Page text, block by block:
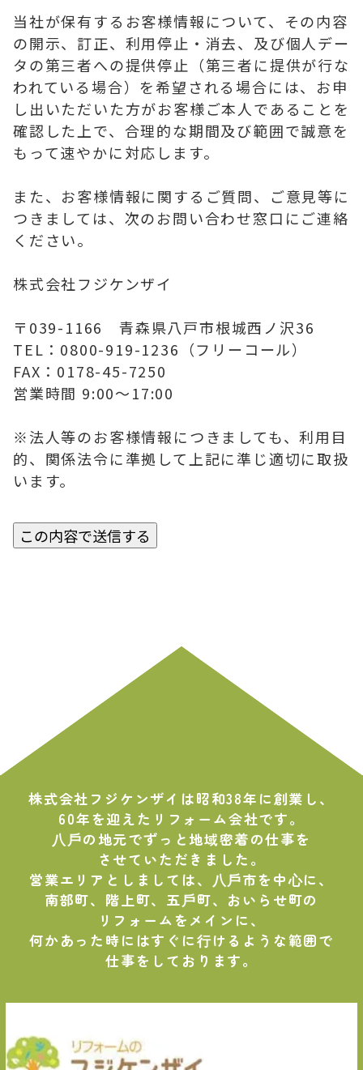
当社が保有するお客様情報について、その内容
の開示、訂正、利用停止・消去、及び個人デー
タの第三者への提供停止（第三者に提供が行な
われている場合）を希望される場合には、お申
し出いただいた方がお客様ご本人であることを
確認した上で、合理的な期間及び範囲で誠意を
もって速やかに対応します。
また、お客様情報に関するご質問、ご意見等に
つきましては、次のお問い合わせ窓口にご連絡
ください。
株式会社フジケンザイ
〒039-1166 青森県八戸市根城西ノ沢36
TEL：0800-919-1236（フリーコール）
FAX：0178-45-7250
営業時間 9:00～17:00
※法人等のお客様情報につきましても、利用目
的、関係法令に準拠して上記に準じ適切に取扱
います。
株式会社フジケンザイは昭和38年に創業し、
60年を迎えたリフォーム会社です。
⼋⼾の地元でずっと地域密着の仕事を
させていただきました。
営業エリアとしましては、⼋⼾市を中⼼に、
南部町、階上町、五⼾町、おいらせ町の
リフォームをメインに、
何かあった時にはすぐに⾏けるような範囲で
仕事をしております。